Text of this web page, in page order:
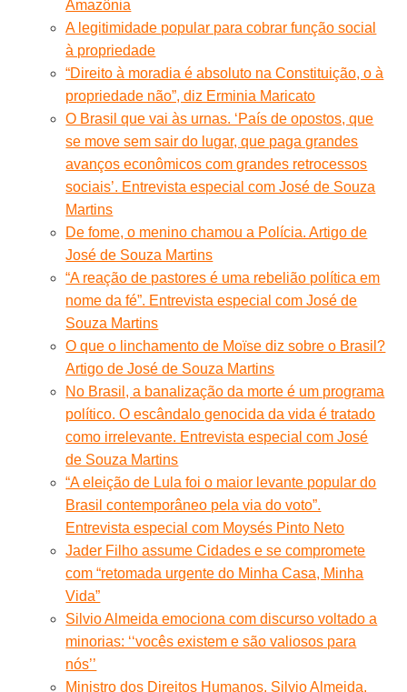
Amazônia
A legitimidade popular para cobrar função social
à propriedade
“Direito à moradia é absoluto na Constituição, o à
propriedade não”, diz Erminia Maricato
O Brasil que vai às urnas. ‘País de opostos, que
se move sem sair do lugar, que paga grandes
avanços econômicos com grandes retrocessos
sociais’. Entrevista especial com José de Souza
Martins
De fome, o menino chamou a Polícia. Artigo de
José de Souza Martins
“A reação de pastores é uma rebelião política em
nome da fé”. Entrevista especial com José de
Souza Martins
O que o linchamento de Moïse diz sobre o Brasil?
Artigo de José de Souza Martins
No Brasil, a banalização da morte é um programa
político. O escândalo genocida da vida é tratado
como irrelevante. Entrevista especial com José
de Souza Martins
“A eleição de Lula foi o maior levante popular do
Brasil contemporâneo pela via do voto”.
Entrevista especial com Moysés Pinto Neto
Jader Filho assume Cidades e se compromete
com “retomada urgente do Minha Casa, Minha
Vida”
Silvio Almeida emociona com discurso voltado a
minorias: ‘‘vocês existem e são valiosos para
nós’’
Ministro dos Direitos Humanos, Silvio Almeida,